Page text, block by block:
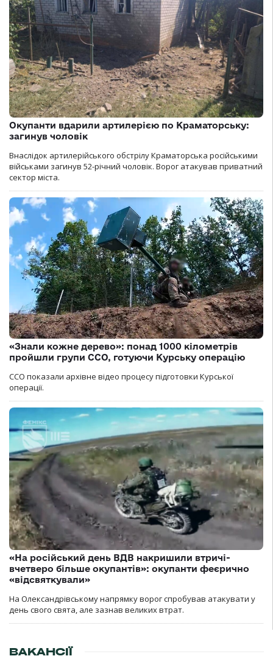
Окупанти вдарили артилерією по Краматорську:
загинув чоловік
Внаслідок артилерійського обстрілу Краматорська російськими
військами загинув 52-річний чоловік. Ворог атакував приватний
сектор міста.
«Знали кожне дерево»: понад 1000 кілометрів
пройшли групи ССО, готуючи Курську операцію
ССО показали архівне відео процесу підготовки Курської
операції.
«На російський день ВДВ накришили втричі-
вчетверо більше окупантів»: окупанти феєрично
«відсвяткували»
На Олександрівському напрямку ворог спробував атакувати у
день свого свята, але зазнав великих втрат.
ВАКАНСІЇ